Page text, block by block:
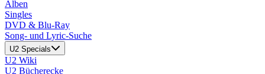
Alben
Singles
DVD & Blu-Ray
Song- und Lyric-Suche
U2 Specials
U2 Wiki
U2 Bücherecke